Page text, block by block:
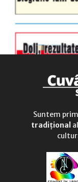
Suntem
tradițional